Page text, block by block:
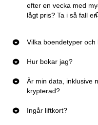
efter en vecka med
lågt pris? Ta i så fall
Vilka boendetyper
Hur bokar jag?
Är min data, inklusive
krypterad?
Ingår liftkort?